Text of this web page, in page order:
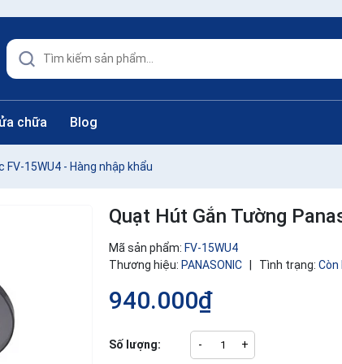
chữa Blog
15WU4 - Hàng nhập khẩu
Quạt Hút Gắn Tường
Mã sản phẩm: FV-15WU4
Thương hiệu: PANASONIC Tình trạng: Còn
940.000₫
Số lượng: - +